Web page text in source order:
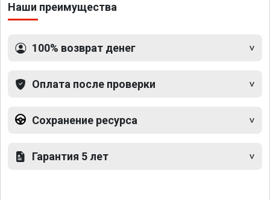
Наши преимущества
100% возврат денег
Оплата после проверки
Сохранение ресурса
Гарантия 5 лет